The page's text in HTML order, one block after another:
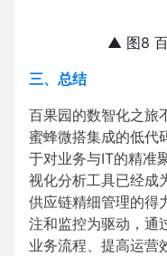
▲ 图8
三、总结
百果园的数智化之旅
蜜蜂微搭集成的低代
于对业务与IT的精准
视化分析工具已经成
供应链精细管理的得
注和监控为驱动，通
业务流程、提高运营